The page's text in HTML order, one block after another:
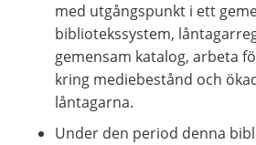
med utgångspunkt i ett
bibliotekssystem,
gemensam katalog, arbeta
kring mediebestånd och
låntagarna.
Under den period denna